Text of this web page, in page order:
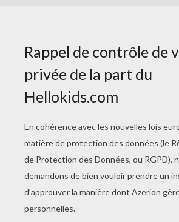
Durée :21min 34s
32. La rencontre
Mowgli est un bébé humain qui se
même en plein coeur de la jungle suite
parents. Il est alors élevé par des
avec Lala, Sura et Bakus qui ne le quitte